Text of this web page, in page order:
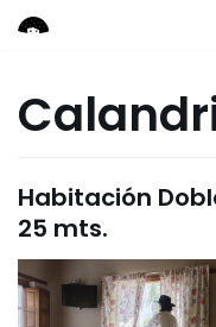
Saltar
Habitación
25 mts.